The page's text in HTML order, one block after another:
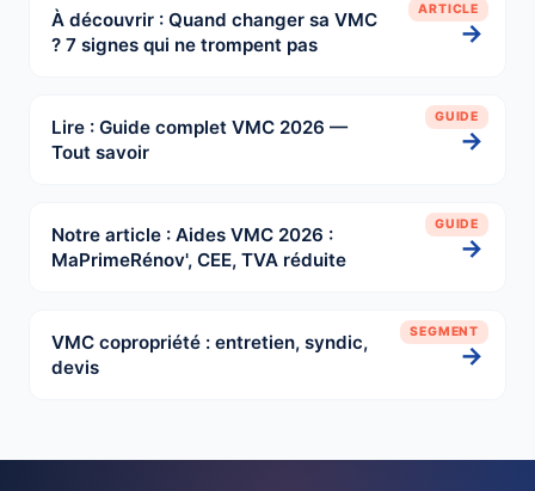
ARTICLE
À découvrir : Quand changer sa VMC
? 7 signes qui ne trompent pas
→
GUIDE
Lire : Guide complet VMC 2026 —
Tout savoir
→
GUIDE
Notre article : Aides VMC 2026 :
MaPrimeRénov', CEE, TVA réduite
→
SEGMENT
VMC copropriété : entretien, syndic,
devis
→